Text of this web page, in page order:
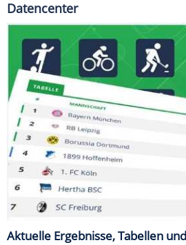
Datencenter
Aktuelle Ergebnisse, Tabellen